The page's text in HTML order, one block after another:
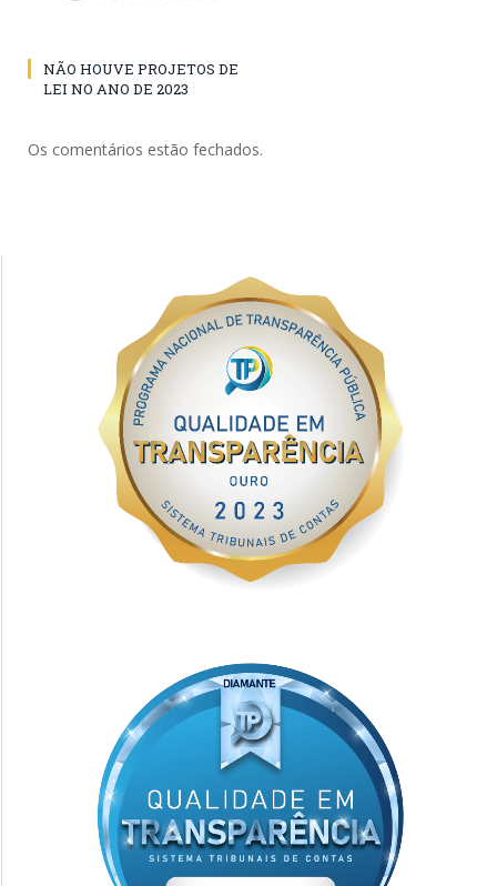
NÃO HOUVE PROJETOS DE
LEI NO ANO DE 2023
Os comentários estão fechados.